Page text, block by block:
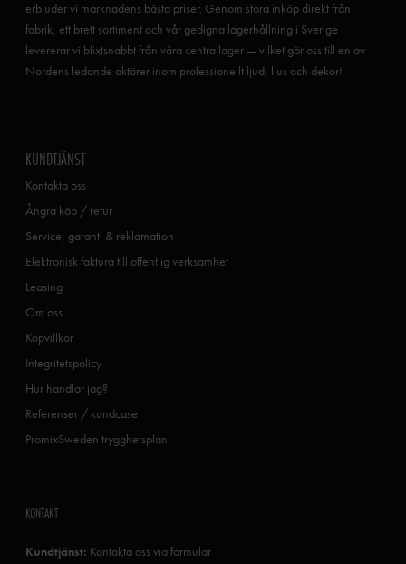
erbjuder vi marknadens bästa priser. Genom stora inköp direkt från
fabrik, ett brett sortiment och vår gedigna lagerhållning i Sverige
levererar vi blixtsnabbt från våra centrallager — vilket gör oss till en av
Nordens ledande aktörer inom professionellt ljud, ljus och dekor!
KUNDTJÄNST
Kontakta oss
Ångra köp / retur
Service, garanti & reklamation
Elektronisk faktura till offentlig verksamhet
Leasing
Om oss
Köpvillkor
Integritetspolicy
Hur handlar jag?
Referenser / kundcase
PromixSweden trygghetsplan
KONTAKT
Kundtjänst: Kontakta oss via formulär